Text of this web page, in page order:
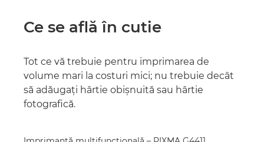
Ce se află în cutie
Tot ce vă trebuie pentru imprimarea de
volume mari la costuri mici; nu trebuie decât
să adăugaţi hârtie obişnuită sau hârtie
fotografică.